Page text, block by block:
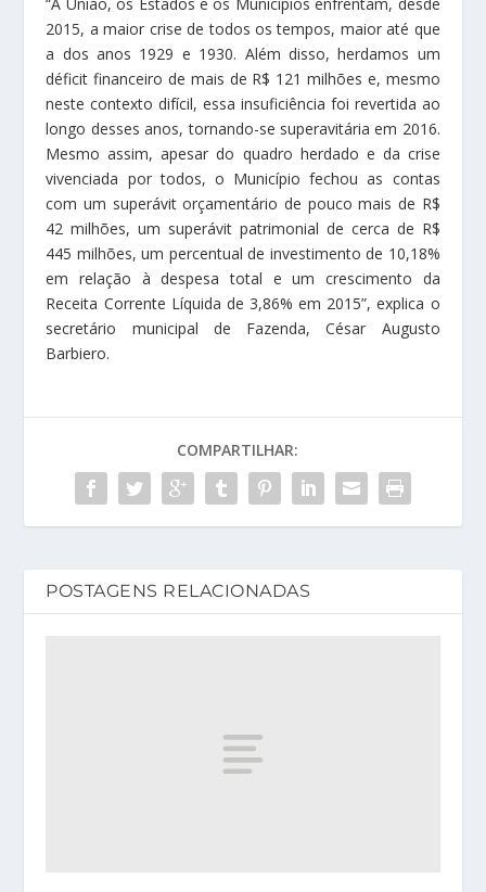
2015, a maior crise de todos os tempos, maior até que
a dos anos 1929 e 1930. Além disso, herdamos um
déficit financeiro de mais de R$ 121 milhões e, mesmo
neste contexto difícil, essa insuficiência foi revertida ao
longo desses anos, tornando-se superavitária em 2016.
Mesmo assim, apesar do quadro herdado e da crise
vivenciada por todos, o Município fechou as contas
com um superávit orçamentário de pouco mais de R$
42 milhões, um superávit patrimonial de cerca de R$
445 milhões, um percentual de investimento de 10,18%
em relação à despesa total e um crescimento da
Receita Corrente Líquida de 3,86% em 2015”, explica o
secretário municipal de Fazenda, César Augusto
Barbiero.
COMPARTILHAR:
POSTAGENS RELACIONADAS